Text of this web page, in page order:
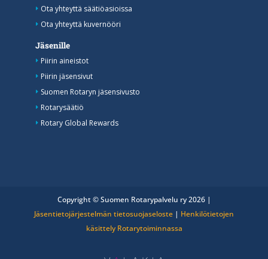
Ota yhteyttä säätiöasioissa
Ota yhteyttä kuvernööri
Jäsenille
Piirin aineistot
Piirin jäsensivut
Suomen Rotaryn jäsensivusto
Rotarysäätiö
Rotary Global Rewards
Copyright © Suomen Rotarypalvelu ry 2026 |
Jäsentietojärjestelmän tietosuojaseloste | Henkilötietojen
käsittely Rotarytoiminnassa